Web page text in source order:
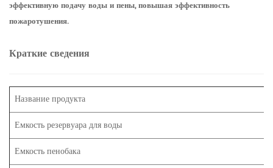
эффективную подачу воды и пены, повышая эффективность
пожаротушения.
Краткие сведения
Название продукта
Емкость резервуара для воды
Емкость пенобака